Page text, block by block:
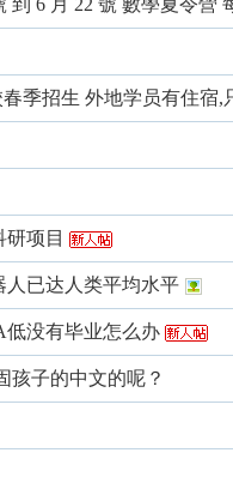
到 6 月 22 號 數學夏令營
季招生 外地学员有住宿,
项目
已达人类平均水平
低没有毕业怎么办
孩子的中文的呢？